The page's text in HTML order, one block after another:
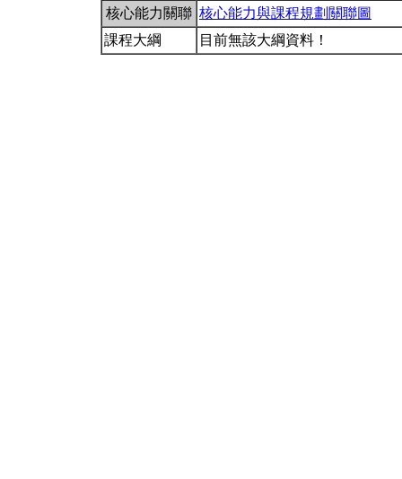
核心能力關聯 核心能力與課程規劃關聯圖
課程大綱
目前無該大綱資料！